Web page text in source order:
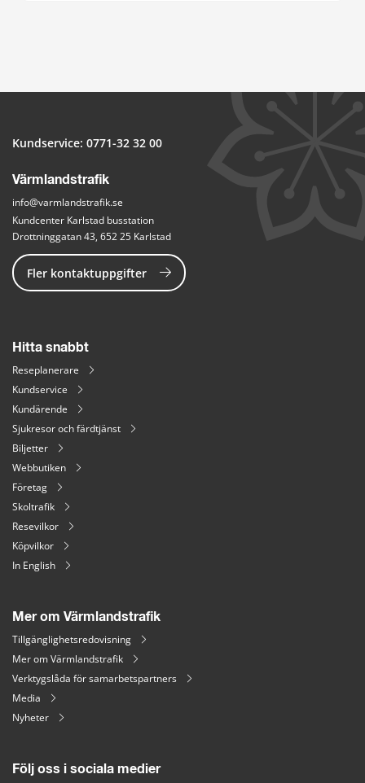
Kundservice: 0771-32 32 00
Värmlandstrafik
info@varmlandstrafik.se
Kundcenter Karlstad busstation
Drottninggatan 43, 652 25 Karlstad
Fler kontaktuppgifter
Hitta snabbt
Reseplanerare
Kundservice
Kundärende
Sjukresor och färdtjänst
Biljetter
Webbutiken
Företag
Skoltrafik
Resevilkor
Köpvilkor
In English
Mer om Värmlandstrafik
Tillgänglighetsredovisning
Mer om Värmlandstrafik
Verktygslåda för samarbetspartners
Media
Nyheter
Följ oss i sociala medier